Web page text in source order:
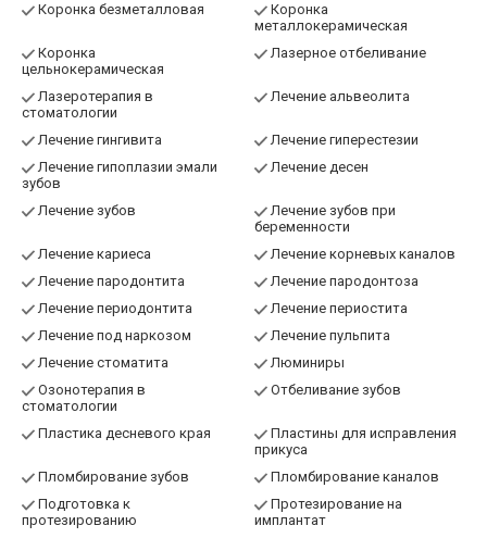
Коронка безметалловая
Коронка
металлокерамическая
Коронка
цельнокерамическая
Лазерное отбеливание
Лазеротерапия в
стоматологии
Лечение альвеолита
Лечение гингивита
Лечение гиперестезии
Лечение гипоплазии эмали
зубов
Лечение десен
Лечение зубов
Лечение зубов при
беременности
Лечение кариеса
Лечение корневых каналов
Лечение пародонтита
Лечение пародонтоза
Лечение периодонтита
Лечение периостита
Лечение под наркозом
Лечение пульпита
Лечение стоматита
Люминиры
Озонотерапия в
стоматологии
Отбеливание зубов
Пластика десневого края
Пластины для исправления
прикуса
Пломбирование зубов
Пломбирование каналов
Подготовка к
протезированию
Протезирование на
имплантат